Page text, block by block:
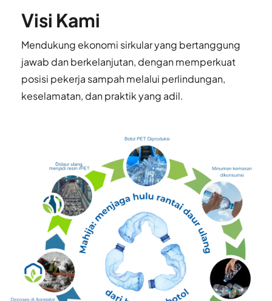
Visi Kami
Mendukung ekonomi sirkular yang bertanggung
jawab dan berkelanjutan, dengan memperkuat
posisi pekerja sampah melalui perlindungan,
keselamatan, dan praktik yang adil.